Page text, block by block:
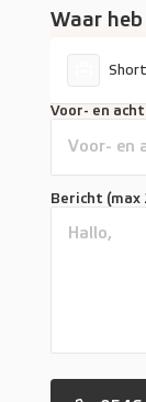
Waar
Voor- en
Bericht